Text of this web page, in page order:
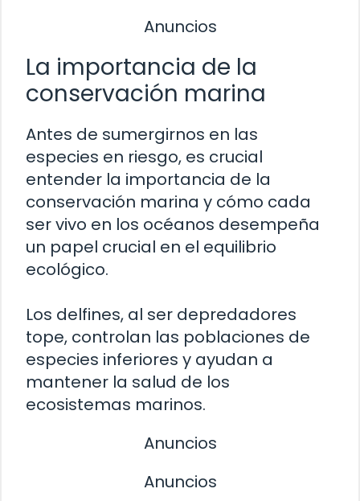
Anuncios
La importancia de la
conservación marina
Antes de sumergirnos en las
especies en riesgo, es crucial
entender la importancia de la
conservación marina y cómo cada
ser vivo en los océanos desempeña
un papel crucial en el equilibrio
ecológico.
Los delfines, al ser depredadores
tope, controlan las poblaciones de
especies inferiores y ayudan a
mantener la salud de los
ecosistemas marinos.
Anuncios
Anuncios